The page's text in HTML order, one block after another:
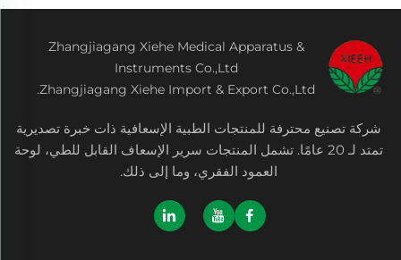
Zhangjiagang Xiehe Medical Apparatus &
Instruments Co.,Ltd
Zhangjiagang Xiehe Import & Export Co.,Ltd.
شركة تصنيع محترفة للمنتجات الطبية الإسعافية ذات خبرة تصديرية
تمتد لـ 20 عامًا. تشمل المنتجات سرير الإسعاف القابل للطي، لوحة
العمود الفقري، وما إلى ذلك.